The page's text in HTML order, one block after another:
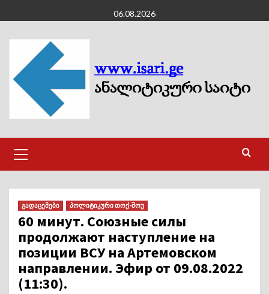
to
content
06.08.2026
Menu
გადაცემები პოლიტიკური თოქ-შოუ
60 минут. Союзные силы
продолжают наступление на
позиции ВСУ на Артемовском
направлении. Эфир от 09.08.2022
(11:30).